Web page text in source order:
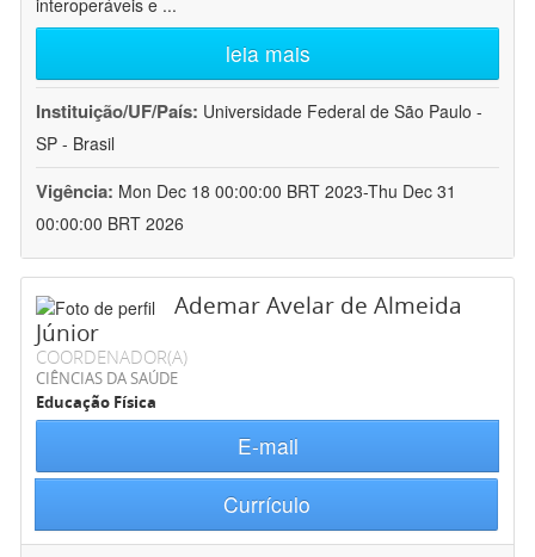
interoperáveis e ...
leia mais
Instituição/UF/País: Universidade Federal de São Paulo -
SP - Brasil
Vigência: Mon Dec 18 00:00:00 BRT 2023-Thu Dec 31
00:00:00 BRT 2026
Ademar Avelar de Almeida
Júnior
COORDENADOR(A)
CIÊNCIAS DA SAÚDE
Educação Física
E-mail
Currículo